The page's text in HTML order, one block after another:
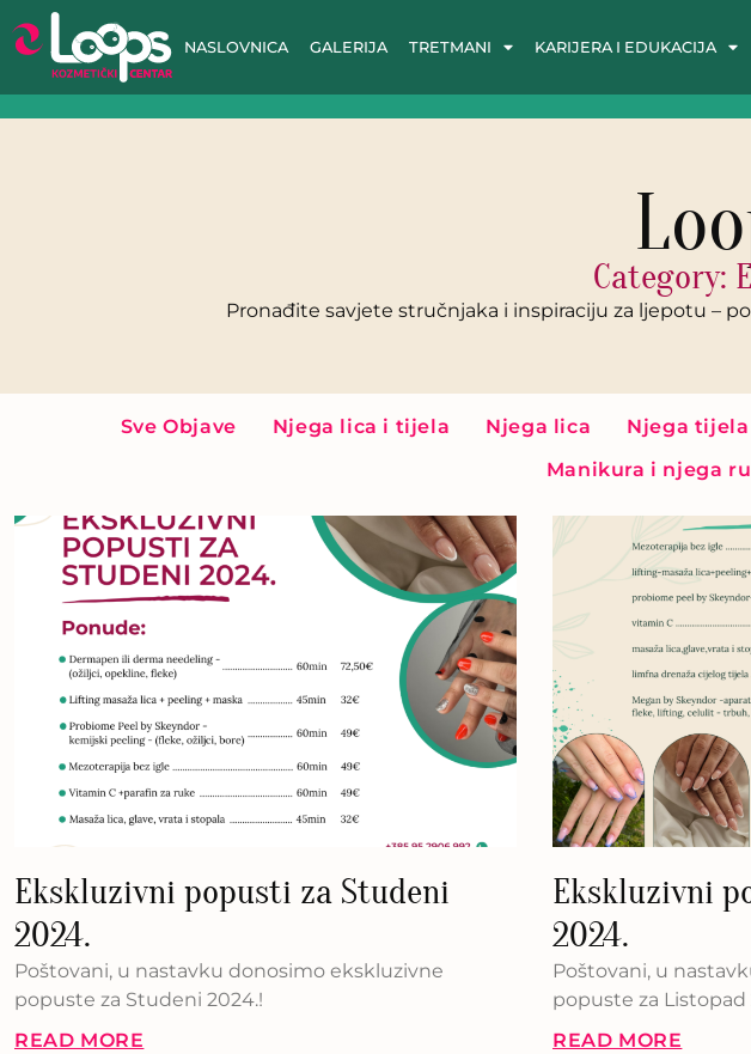
NASLOVNICA GALERIJA TRETMANI KARIJERA I EDUKACIJA
Category:
Pronađite savjete stručnjaka i inspiraciju za ljepotu –
Sve Objave Njega lica i tijela Njega lica Njega tijela
Manikura i njega
Ekskluzivni popusti za Studeni
2024.
Poštovani, u nastavku donosimo ekskluzivne
popuste za Studeni 2024.!
READ MORE
Ekskluzivni
2024.
Poštovani, u
popuste za Listopad
READ MORE